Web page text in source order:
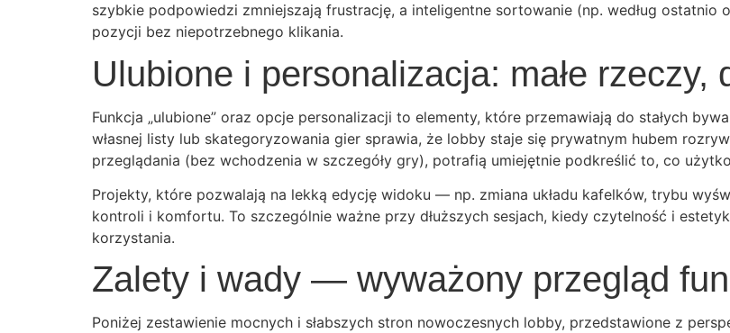
szybkie podpowiedzi zmniejszają frustrację, a inteligentne sortowanie (np. według
pozycji bez niepotrzebnego klikania.
Ulubione i personalizacja: małe rzeczy,
Funkcja „ulubione” oraz opcje personalizacji to elementy, które przemawiają do stałych
własnej listy lub skategoryzowania gier sprawia, że lobby staje się prywatnym hubem
przeglądania (bez wchodzenia w szczegóły gry), potrafią umiejętnie podkreślić to, co
Projekty, które pozwalają na lekką edycję widoku — np. zmiana układu kafelków, trybu
kontroli i komfortu. To szczególnie ważne przy dłuższych sesjach, kiedy czytelność i
korzystania.
Zalety i wady — wyważony przegląd
Poniżej zestawienie mocnych i słabszych stron nowoczesnych lobby, przedstawione z